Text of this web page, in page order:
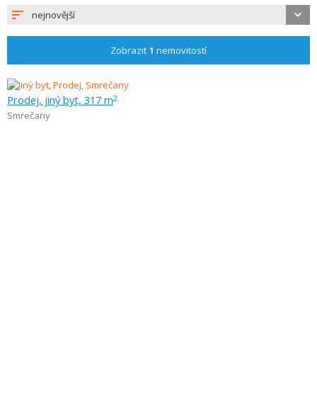
nejnovější
Zobrazit 1 nemovitostí
Prodej, jiný byt, 317 m2
Smrečany